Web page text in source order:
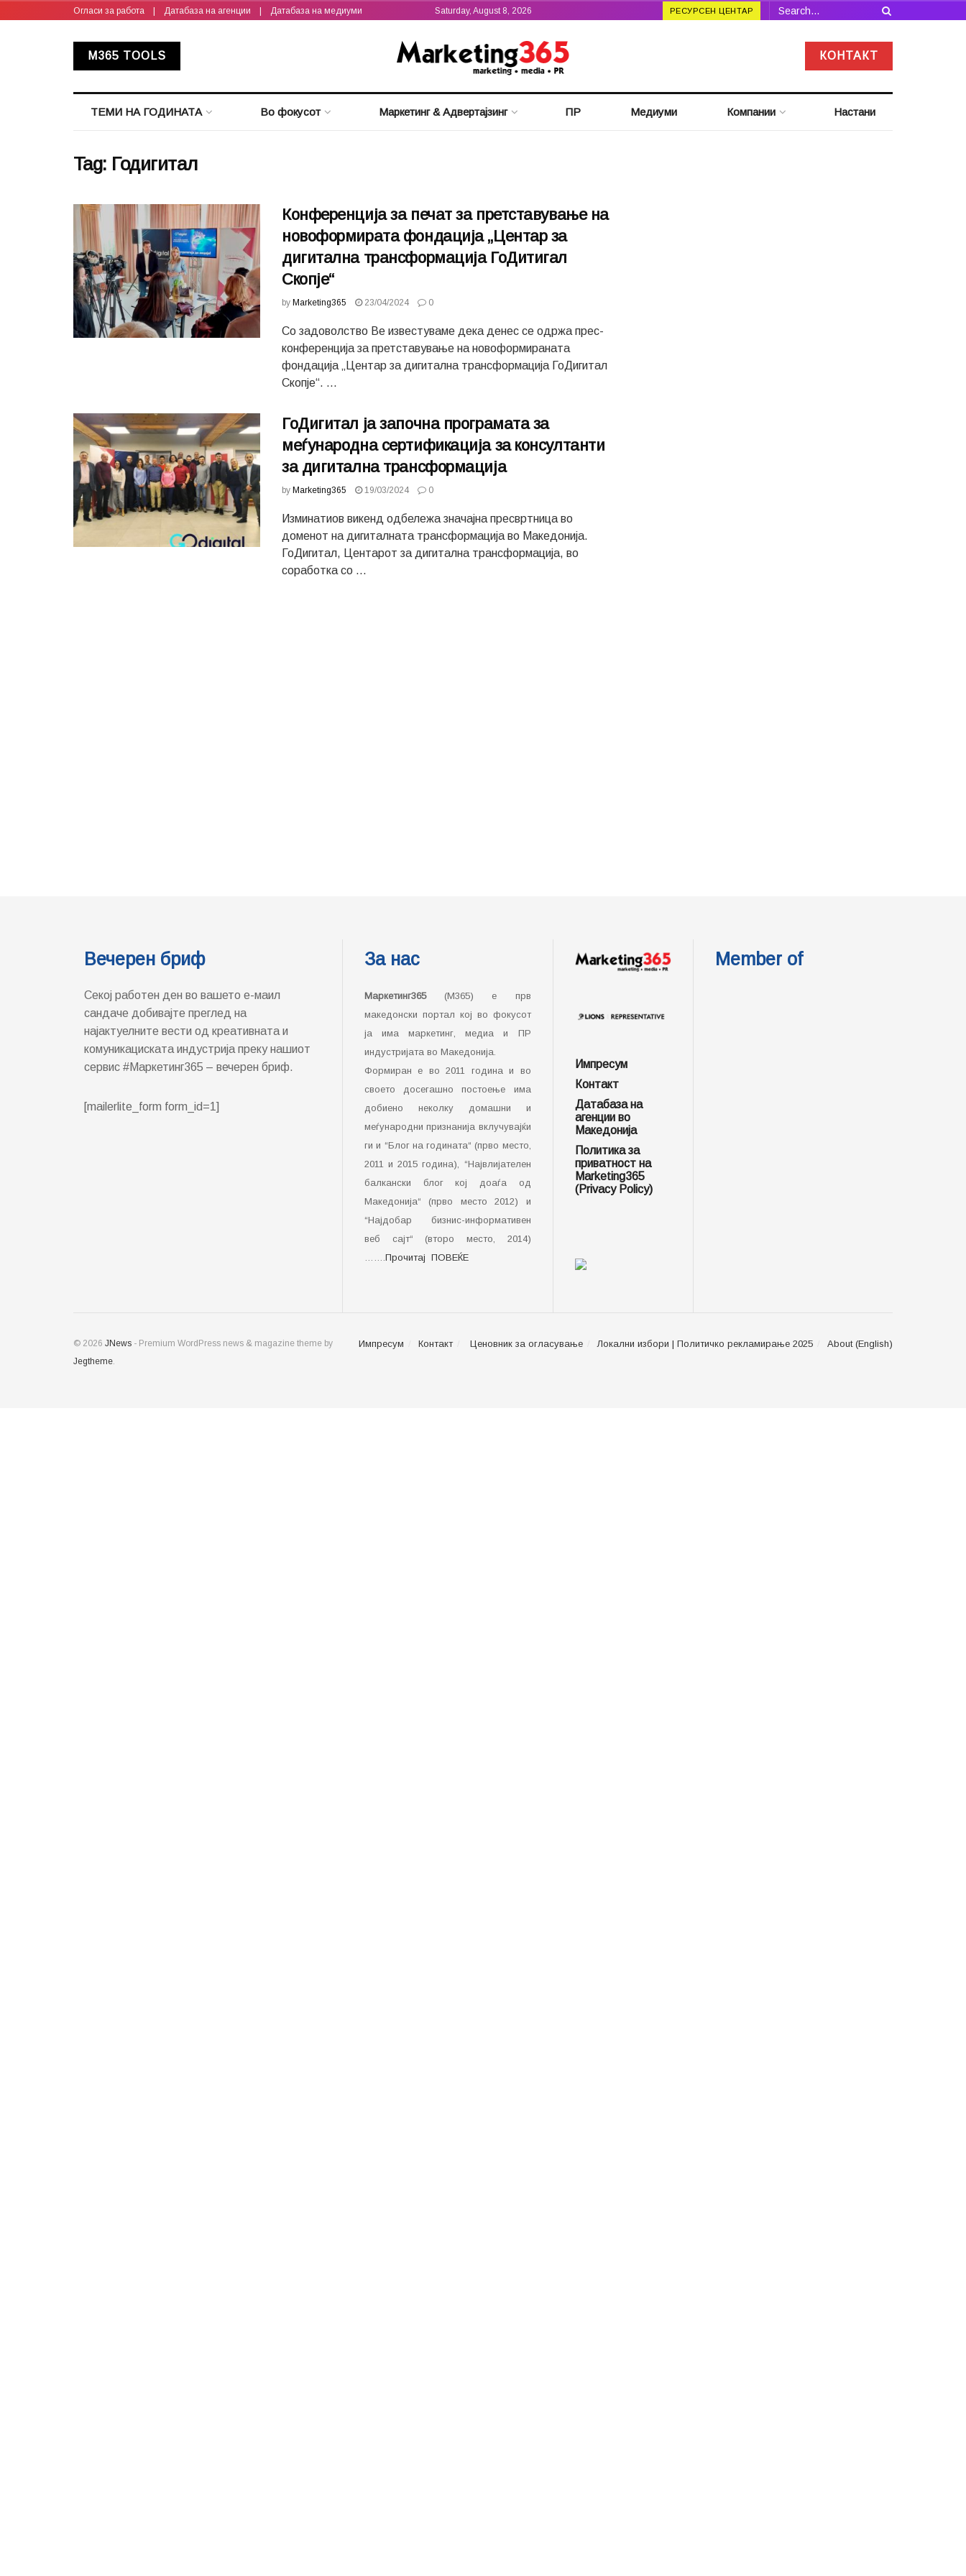
Огласи за работа Датабаза на агенции Датабаза на медиуми Saturday, August 8, 2026 РЕСУРСЕН ЦЕНТАР
M365 TOOLS КОНТАКТ
ТЕМИ НА ГОДИНАТА Во фокусот Маркетинг & Адвертајзинг ПР Медиуми Компании Настани
Tag: Годигитал
Конференција за печат за претставување на
новоформирата фондација „Центар за
дигитална трансформација ГоДитигал
Скопје“
by Marketing365 23/04/2024 0
Со задоволство Ве известуваме дека денес се одржа прес-
конференција за претставување на новоформираната
фондација „Центар за дигитална трансформација ГоДигитал
Скопје“. ...
ГоДигитал ја започна програмата за
меѓународна сертификација за консултанти
за дигитална трансформација
by Marketing365 19/03/2024 0
Изминатиов викенд одбележа значајна пресвртница во
доменот на дигиталната трансформација во Македонија.
ГоДигитал, Центарот за дигитална трансформација, во
соработка со ...
Вечерен бриф
Секој работен ден во вашето е-маил
сандаче добивајте преглед на
најактуелните вести од креативната и
комуникациската индустрија преку нашиот
сервис #Маркетинг365 – вечерен бриф.
[mailerlite_form form_id=1]
За нас
Маркетинг365(М365) е прв
македонски портал кој во фокусот
ја има маркетинг, медиа и ПР
индустријата во Македонија.
Формиран е во 2011 година и во
своето досегашно постоење има
добиено неколку домашни и
меѓународни признанија вклучувајќи
ги и “Блог на годината“ (прво место,
2011 и 2015 година), “Највлијателен
балкански блог кој доаѓа од
Македонија“ (прво место 2012) и
“Најдобар бизнис-информативен
веб сајт“ (второ место, 2014)
…….Прочитај ПОВЕЌЕ
Импресум
Контакт
Датабаза на
агенции во
Македонија
Политика за
приватност на
Marketing365
(Privacy Policy)
Member of
Импресум Контакт Ценовник за огласување Локални избори | Политичко рекламирање 2025 About (English)
© 2026 JNews - Premium WordPress news & magazine theme by
Jegtheme.